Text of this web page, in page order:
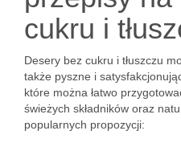
cukru i
Desery bez cukru i tłuszczu
także pyszne i
które można łatwo
świeżych składników oraz
popularnych propozycji: